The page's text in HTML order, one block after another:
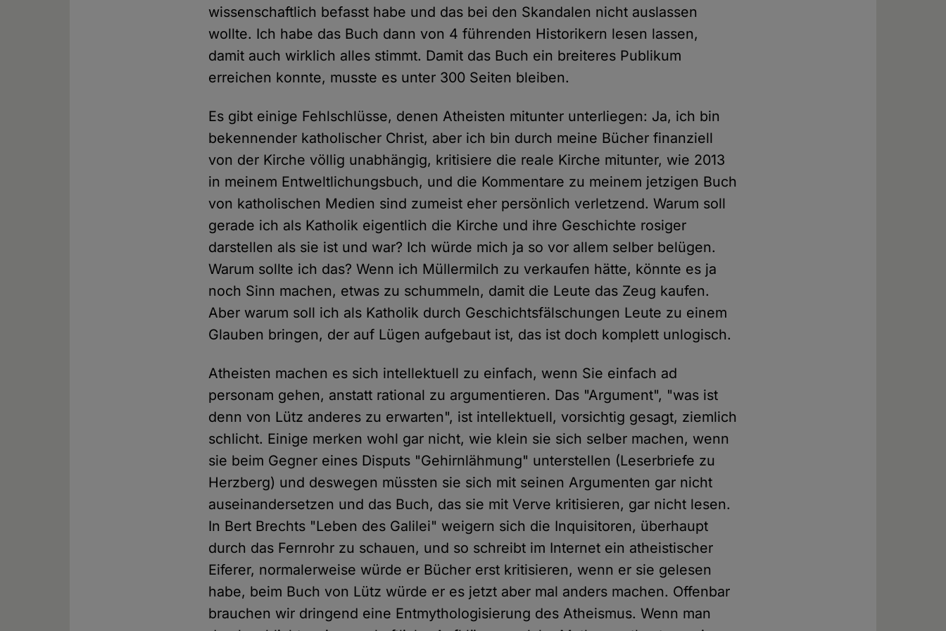
wissenschaftlich befasst habe und das bei den Skandalen nicht auslassen
wollte. Ich habe das Buch dann von 4 führenden Historikern lesen lassen,
damit auch wirklich alles stimmt. Damit das Buch ein breiteres Publikum
erreichen konnte, musste es unter 300 Seiten bleiben.
Es gibt einige Fehlschlüsse, denen Atheisten mitunter unterliegen: Ja, ich bin
bekennender katholischer Christ, aber ich bin durch meine Bücher finanziell
von der Kirche völlig unabhängig, kritisiere die reale Kirche mitunter, wie 2013
in meinem Entweltlichungsbuch, und die Kommentare zu meinem jetzigen Buch
von katholischen Medien sind zumeist eher persönlich verletzend. Warum soll
gerade ich als Katholik eigentlich die Kirche und ihre Geschichte rosiger
darstellen als sie ist und war? Ich würde mich ja so vor allem selber belügen.
Warum sollte ich das? Wenn ich Müllermilch zu verkaufen hätte, könnte es ja
noch Sinn machen, etwas zu schummeln, damit die Leute das Zeug kaufen.
Aber warum soll ich als Katholik durch Geschichtsfälschungen Leute zu einem
Glauben bringen, der auf Lügen aufgebaut ist, das ist doch komplett unlogisch.
Atheisten machen es sich intellektuell zu einfach, wenn Sie einfach ad
personam gehen, anstatt rational zu argumentieren. Das "Argument", "was ist
denn von Lütz anderes zu erwarten", ist intellektuell, vorsichtig gesagt, ziemlich
schlicht. Einige merken wohl gar nicht, wie klein sie sich selber machen, wenn
sie beim Gegner eines Disputs "Gehirnlähmung" unterstellen (Leserbriefe zu
Herzberg) und deswegen müssten sie sich mit seinen Argumenten gar nicht
auseinandersetzen und das Buch, das sie mit Verve kritisieren, gar nicht lesen.
In Bert Brechts "Leben des Galilei" weigern sich die Inquisitoren, überhaupt
durch das Fernrohr zu schauen, und so schreibt im Internet ein atheistischer
Eiferer, normalerweise würde er Bücher erst kritisieren, wenn er sie gelesen
habe, beim Buch von Lütz würde er es jetzt aber mal anders machen. Offenbar
brauchen wir dringend eine Entmythologisierung des Atheismus. Wenn man